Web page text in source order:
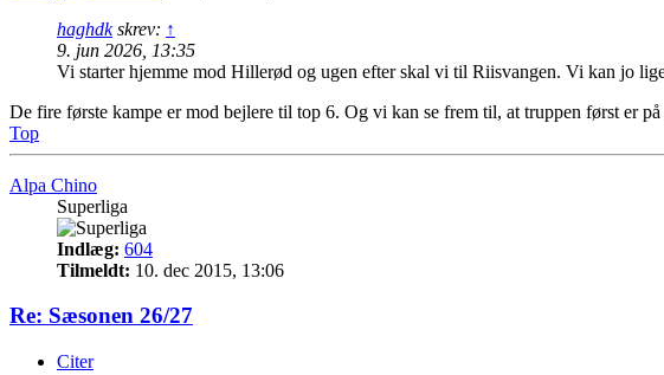
haghdkskrev: ↑
9. jun 2026, 13:35
Vi starter hjemme mod Hillerød og ugen efter skal vi til Riisvangen. Vi kan jo
De fire første kampe er mod bejlere til top 6. Og vi kan se frem til, at truppen først er
Top
Alpa Chino
Superliga
Indlæg: 604
Tilmeldt: 10. dec 2015, 13:06
Re: Sæsonen 26/27
Citer